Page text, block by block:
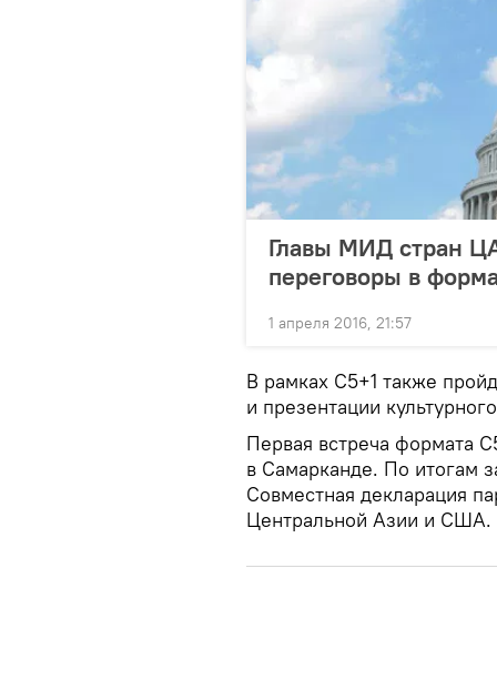
Главы МИД стран
переговоры в
1 апреля 2016, 21:57
В рамках С5+1 также
и презентации
Первая встреча формата
в Самарканде. По итогам
Совместная декларация
Центральной Азии и США.